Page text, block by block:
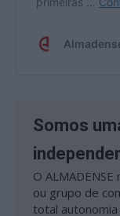
Somos
O
ou grupo de
total